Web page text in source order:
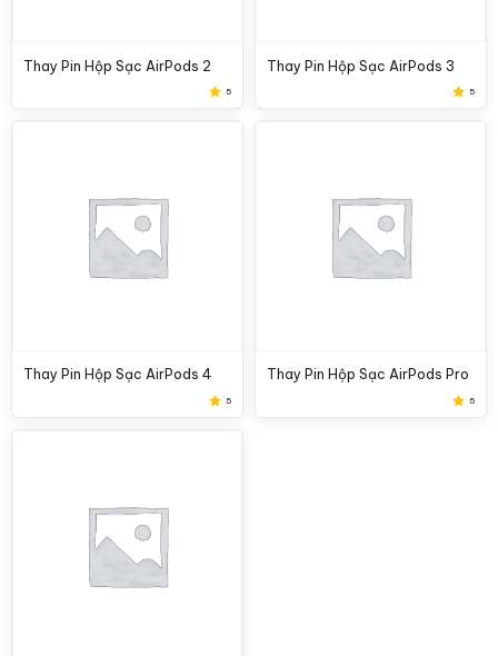
Thay Pin Hộp Sạc AirPods 2
5
Thay Pin Hộp Sạc AirPods 3
5
Thay Pin Hộp Sạc AirPods 4
5
Thay Pin Hộp Sạc AirPods Pro
5